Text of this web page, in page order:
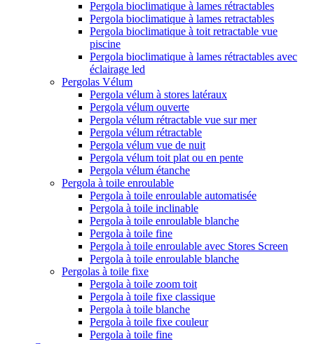
Pergola bioclimatique à lames rétractables
Pergola bioclimatique à lames retractables
Pergola bioclimatique à toit retractable vue
piscine
Pergola bioclimatique à lames rétractables avec
éclairage led
Pergolas Vélum
Pergola vélum à stores latéraux
Pergola vélum ouverte
Pergola vélum rétractable vue sur mer
Pergola vélum rétractable
Pergola vélum vue de nuit
Pergola vélum toit plat ou en pente
Pergola vélum étanche
Pergola à toile enroulable
Pergola à toile enroulable automatisée
Pergola à toile inclinable
Pergola à toile enroulable blanche
Pergola à toile fine
Pergola à toile enroulable avec Stores Screen
Pergola à toile enroulable blanche
Pergolas à toile fixe
Pergola à toile zoom toit
Pergola à toile fixe classique
Pergola à toile blanche
Pergola à toile fixe couleur
Pergola à toile fine